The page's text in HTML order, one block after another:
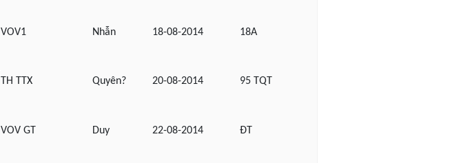
VOV1 Nhẫn 18-08-2014 18A
TH TTX Quyên? 20-08-2014 95 TQT
VOV GT Duy 22-08-2014 ĐT